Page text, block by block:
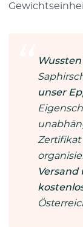
Wussten
unser
Zertifikat
Versand